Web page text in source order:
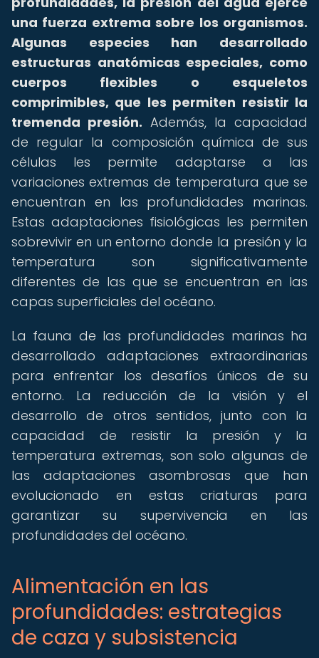
una fuerza extrema sobre los organismos.
Algunas especies han desarrollado
estructuras anatómicas especiales, como
cuerpos flexibles o esqueletos
comprimibles, que les permiten resistir la
tremenda presión. Además, la capacidad
de regular la composición química de sus
células les permite adaptarse a las
variaciones extremas de temperatura que se
encuentran en las profundidades marinas.
Estas adaptaciones fisiológicas les permiten
sobrevivir en un entorno donde la presión y la
temperatura son significativamente
diferentes de las que se encuentran en las
capas superficiales del océano.
La fauna de las profundidades marinas ha
desarrollado adaptaciones extraordinarias
para enfrentar los desafíos únicos de su
entorno. La reducción de la visión y el
desarrollo de otros sentidos, junto con la
capacidad de resistir la presión y la
temperatura extremas, son solo algunas de
las adaptaciones asombrosas que han
evolucionado en estas criaturas para
garantizar su supervivencia en las
profundidades del océano.
Alimentación en las
profundidades: estrategias
de caza y subsistencia